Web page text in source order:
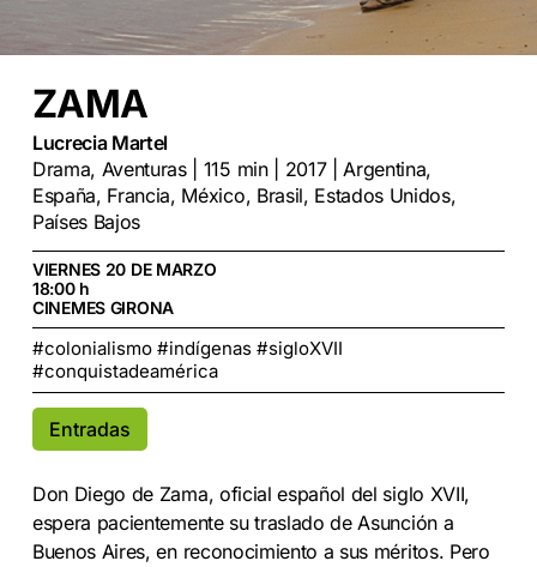
ZAMA
Lucrecia Martel
Drama, Aventuras | 115 min | 2017 | Argentina,
España, Francia, México, Brasil, Estados Unidos,
Países Bajos
VIERNES 20 DE MARZO
18:00 h
CINEMES GIRONA
#colonialismo #indígenas #sigloXVII
#conquistadeamérica
Entradas
Don Diego de Zama, oficial español del siglo XVII,
espera pacientemente su traslado de Asunción a
Buenos Aires, en reconocimiento a sus méritos. Pero